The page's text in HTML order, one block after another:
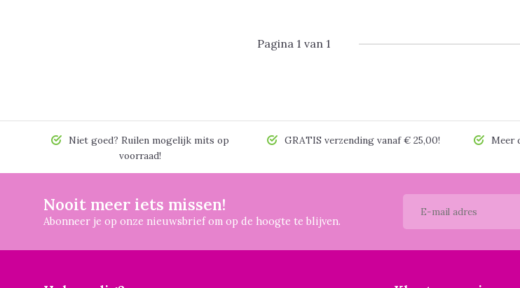
Pagina 1 van 1
Niet goed? Ruilen mogelijk mits op
voorraad!
GRATIS verzending vanaf € 25,00! Meer
Nooit meer iets missen!
Abonneer je op onze nieuwsbrief om op de hoogte te blijven.